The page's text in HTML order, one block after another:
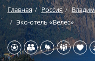
Главная Россия
Эко-отель «Велес»